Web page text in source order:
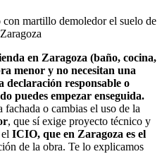
en Zaragoza (baño, cocina,
menor y no necesitan una
declaración responsable o
puedes empezar enseguida.
fachada o cambias el uso de la
, que sí exige proyecto técnico y
ICIO, que en Zaragoza es el
de la obra. Te lo explicamos